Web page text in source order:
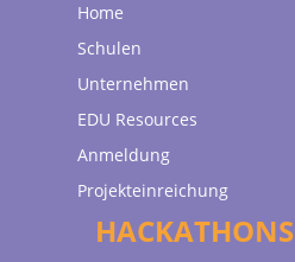
Home
Schulen
Unternehmen
EDU Resources
Anmeldung
Projekteinreichung
HACKATHONS